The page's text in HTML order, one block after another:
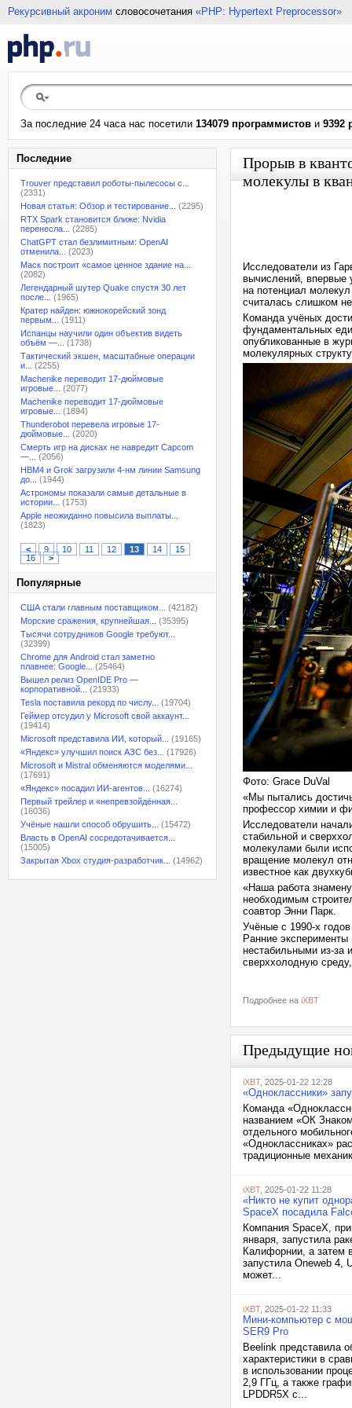
Рекурсивный акроним словосочетания «PHP: Hypertext Preprocessor»
За последние 24 часа нас посетили 134079 программистов и 9392
Последние
Trouver представил роботы-пылесосы с...
(2331)
Новая статья: Обзор и тестирование...
(2295)
RTX Spark становится ближе: Nvidia
перенесла...
(2285)
ChatGPT стал безлимитным: OpenAI
отменила...
(2023)
Маск построит «самое ценное здание на...
(2082)
Легендарный шутер Quake спустя 30 лет
после...
(1965)
Кратер найден: южнокорейский зонд
первым...
(1911)
Испанцы научили один объектив видеть
объём —...
(1738)
Тактический экшен, масштабные операции
и...
(2255)
Machenike переводит 17-дюймовые
игровые...
(2077)
Machenike переводит 17-дюймовые
игровые...
(1894)
Thunderobot перевела игровые 17-
дюймовые...
(2020)
Смерть игр на дисках не навредит Capcom
—...
(2056)
HBM4 и Grok загрузили 4-нм линии Samsung
до...
(1944)
Астрономы показали самые детальные в
истории...
(1753)
Apple неожиданно повысила выплаты...
(1823)
< 9 10 11 12 13 14
15
16
>
Популярные
США стали главным поставщиком...
(42182)
Морские сражения, крупнейшая...
(35395)
Тысячи сотрудников Google требуют...
(32399)
Chrome для Android стал заметно
плавнее: Google...
(25464)
Вышел релиз OpenIDE Pro —
корпоративной...
(21933)
Tesla поставила рекорд по числу...
(19704)
Геймер отсудил у Microsoft свой аккаунт...
(19414)
Microsoft представила ИИ, который...
(19165)
«Яндекс» улучшил поиск АЗС без...
(17926)
Microsoft и Mistral обменяются моделями...
(17691)
«Яндекс» посадил ИИ-агентов...
(16274)
Первый трейлер и «непревзойдённая...
(16036)
Учёные нашли способ обрушить...
(15472)
Власть в OpenAI сосредотачивается...
(15005)
Закрытая Xbox студия-разработчик...
(14962)
Прорыв в
молекулы в
Исследователи из
вычислений, впервые
на потенциал
считалась слишком
Команда учёных
фундаментальных
опубликованные в
молекулярных
Фото: Grace DuVal
«Мы пытались
профессор химии и
Исследователи
стабильной и
молекулами были
вращение молекул
известное как
«Наша работа
необходимым
соавтор Энни Парк.
Учёные с 1990-х
Ранние
нестабильными из-за
сверххолодную
Подробнее на iXBT
Предыдущие
iXBT, 2025-01-22 12:28
«Одноклассники»
Команда
названием «ОК
отдельного
«Одноклассниках»
традиционные
iXBT, 2025-01-22 11:28
«Никто не купит
SpaceX посадила
Компания SpaceX,
января, запустила
Калифорнии, а затем
запустила Oneweb 4,
может...
iXBT, 2025-01-22 11:33
Мини-компьютер с
SER9 Pro
Beelink представила
характеристики в
в использовании
2,9 ГГц, а также
LPDDR5X с...